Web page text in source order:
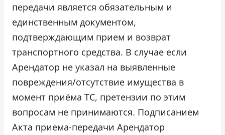
передачи является обязательным и
единственным документом,
подтверждающим прием и возврат
транспортного средства. В случае если
Арендатор не указал на выявленные
повреждения/отсутствие имущества в
момент приёма ТС, претензии по этим
вопросам не принимаются. Подписанием
Акта приема-передачи Арендатор